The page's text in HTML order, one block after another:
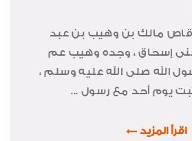
مالك بن وهيب بن عبد
إسحاق ، وجده وهيب عم
الله صلى الله عليه وسلم ،
يوم أحد مع رسول ...
اقرأ المزيد